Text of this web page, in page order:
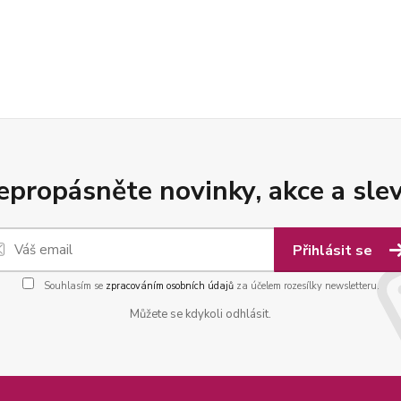
novinky, akce a
Přihlásit se
Souhlasím se zpracováním osobních údajůza účelem rozesílky newsletteru.
Můžete se kdykoli odhlásit.